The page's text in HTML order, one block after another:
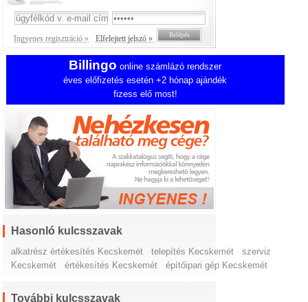
Ingyenes regisztráció » Elfelejtett jelszó »
Billingo online számlázó rendszer
éves előfizetés esetén +2 hónap ajándék
fizess elő most!
Hasonló kulcsszavak
alkatrész értékesítés Kecskemét telepítés Kecskemét
szerviz
Kecskemét
értékesítés Kecskemét építőipari gép Kecskemét
További kulcsszavak